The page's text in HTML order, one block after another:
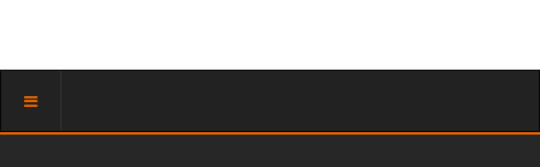
Показать